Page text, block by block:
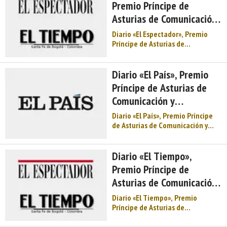
«Premio Príncipe de Asturias de
Comunicación y Humanidades ...
Premio Príncipe de
Asturias de Comunicación
y Humanidades 1987
Diario «El Espectador», Premio
Príncipe de Asturias de
1987. Reunido en Oviedo, los días
2 y 3 de abril de 1987, el Jurado
correspondiente al «Premio de
Comunicación y Humanidades,
1987», integrado por D ...
Diario «El País», Premio
Príncipe de Asturias de
Comunicación y
Humanidades 1983
Diario «El País», Premio Príncipe
de Asturias de Comunicación y
Oviedo, los días 26 y 27 de mayo
de 1983, el Jurado
correspondiente al «Premio
Príncipe de Asturias de
Comunicación y Humanidades,
1983&# ...
Diario «El Tiempo»,
Premio Príncipe de
Asturias de Comunicación
y Humanidades 1987
Diario «El Tiempo», Premio
Príncipe de Asturias de